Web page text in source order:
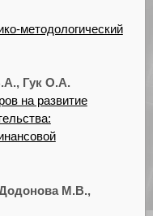
методологический
Гук О.А.
на развитие
М.В.,